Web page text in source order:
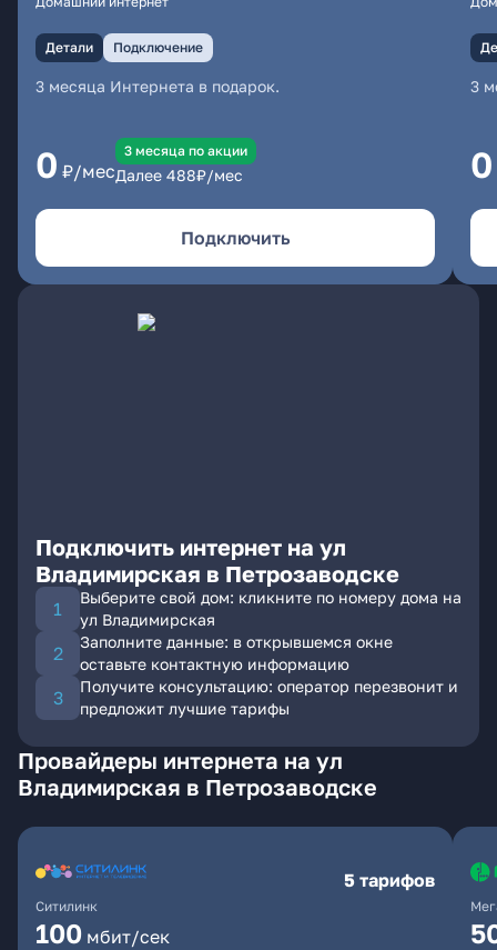
Детали Подключение
3 месяца Интернета в подарок.
0 ₽/мес
3 месяцa по акции
Далее 488₽/мес
Подключить
3
0
Подключить интернет на ул
Владимирская в Петрозаводске
Выберите свой дом: кликните по номеру дома на
ул Владимирская
Заполните данные: в открывшемся окне
оставьте контактную информацию
Получите консультацию: оператор перезвонит и
предложит лучшие тарифы
Провайдеры интернета на ул
Владимирская в Петрозаводске
Ситилинк
5 тарифов
100 мбит/сек